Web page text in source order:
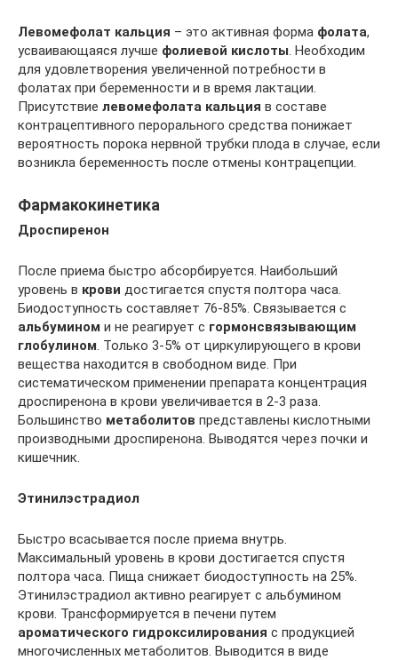
Левомефолат кальция – это активная форма фолата,
усваивающаяся лучше фолиевой кислоты . Необходим
для удовлетворения увеличенной потребности в
фолатах при беременности и в время лактации.
Присутствие левомефолата кальция в составе
контрацептивного перорального средства понижает
вероятность порока нервной трубки плода в случае, если
возникла беременность после отмены контрацепции.
Фармакокинетика
Дроспиренон
После приема быстро абсорбируется. Наибольший
уровень в крови достигается спустя полтора часа.
Биодоступность составляет 76-85%. Связывается с
альбумином и не реагирует с гормонсвязывающим
глобулином . Только 3-5% от циркулирующего в крови
вещества находится в свободном виде. При
систематическом применении препарата концентрация
дроспиренона в крови увеличивается в 2-3 раза.
Большинство метаболитов представлены кислотными
производными дроспиренона. Выводятся через почки и
кишечник.
Этинилэстрадиол
Быстро всасывается после приема внутрь.
Максимальный уровень в крови достигается спустя
полтора часа. Пища снижает биодоступность на 25%.
Этинилэстрадиол активно реагирует с альбумином
крови. Трансформируется в печени путем
ароматического гидроксилирования с продукцией
многочисленных метаболитов. Выводится в виде